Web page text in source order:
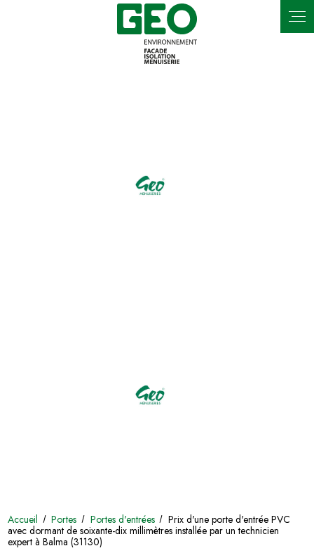
Accueil Portes Portes d'entrées
Prix d'une porte d'entrée PVC
avec dormant de soixante-dix millimètres installée par un technicien
expert à Balma (31130)
Panneau de gestion des cookies